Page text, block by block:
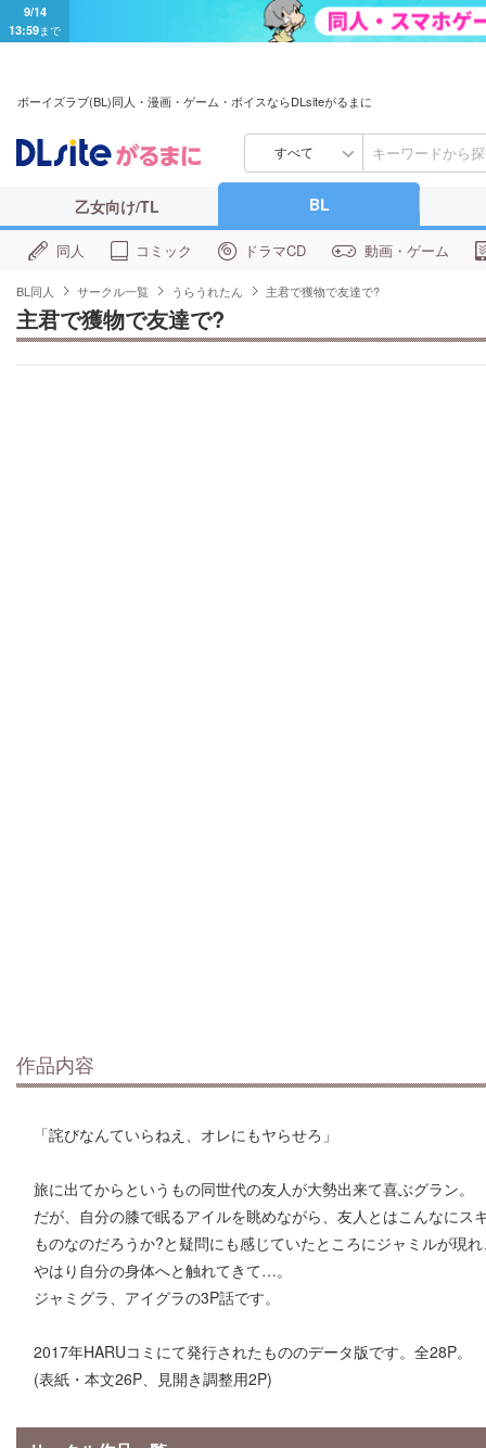
9/14
13:59まで
ボーイズラブ(BL)同人・漫画・ゲーム・ボイスならDLsiteがるまに
すべて
乙女向け/TL BL
同人 コミック ドラマCD 動画・ゲーム
BL同人 サークル一覧 うらうれたん 主君で獲物で友達で?
主君で獲物で友達で?
作品内容
「詫びなんていらねえ、オレにもヤらせろ」
旅に出てからというもの同世代の友人が大勢出来て喜ぶグラン。
だが、自分の膝で眠るアイルを眺めながら、友人とはこんなにス
ものなのだろうか?と疑問にも感じていたところにジャミルが現
やはり自分の身体へと触れてきて…。
ジャミグラ、アイグラの3P話です。
2017年HARUコミにて発行されたもののデータ版です。全28P。
(表紙・本文26P、見開き調整用2P)